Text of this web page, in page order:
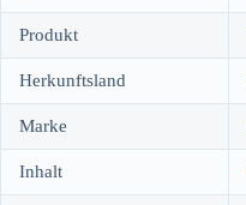
Produkt
Herkunftsland
Marke
Inhalt